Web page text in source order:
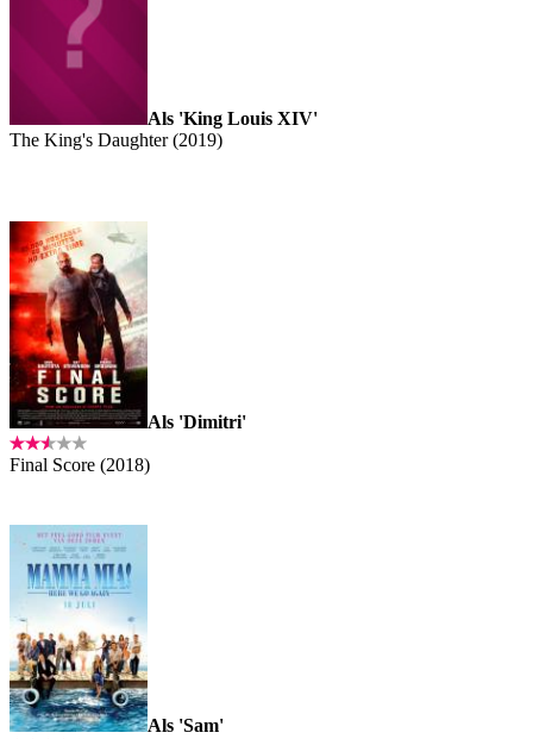
Als 'King Louis XIV'
The King's Daughter (2019)
Als 'Dimitri'
Final Score (2018)
Als 'Sam'